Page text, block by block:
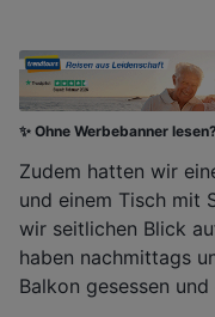
✨ Ohne Werbebanner lesen?
Zudem hatten wir
und einem Tisch mit
wir seitlichen Blick
haben nachmittags
Balkon gesessen